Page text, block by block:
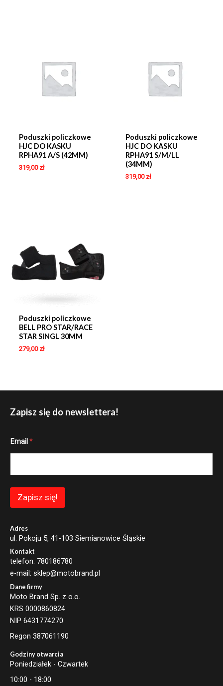
Poduszki policzkowe
HJC DO KASKU
RPHA91 A/S (42MM)
319,00 zł
Poduszki policzkowe
HJC DO KASKU
RPHA91 S/M/LL
(34MM)
319,00 zł
Poduszki policzkowe
BELL PRO STAR/RACE
STAR SINGL 30MM
279,00 zł
Zapisz się do newslettera!
m
E
l
Email *
Zapisz się!
Adres
ul. Pokoju 5, 41-103 Siemianowice Śląskie
Kontakt
telefon: 780186780
e-mail: sklep@motobrand.pl
Dane firmy
Moto Brand Sp. z o.o.
KRS 0000860824
NIP 6431774270
Regon 387061190
Godziny otwarcia
Poniedziałek - Czwartek
10:00 - 18:00